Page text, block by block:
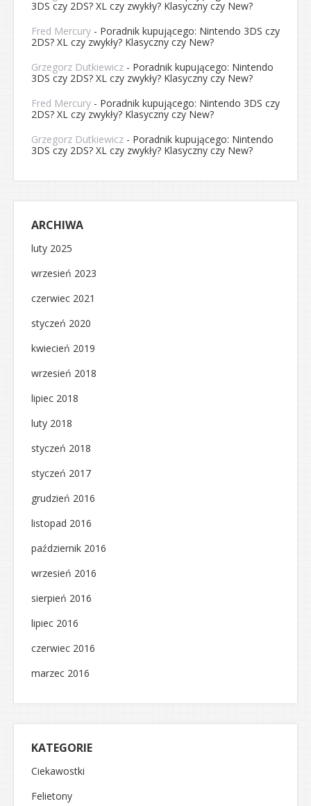
3DS czy 2DS? XL czy zwykły? Klasyczny czy New?
Fred Mercury - Poradnik kupującego: Nintendo 3DS czy
2DS? XL czy zwykły? Klasyczny czy New?
Grzegorz Dutkiewicz - Poradnik kupującego: Nintendo
3DS czy 2DS? XL czy zwykły? Klasyczny czy New?
Fred Mercury - Poradnik kupującego: Nintendo 3DS czy
2DS? XL czy zwykły? Klasyczny czy New?
Grzegorz Dutkiewicz - Poradnik kupującego: Nintendo
3DS czy 2DS? XL czy zwykły? Klasyczny czy New?
ARCHIWA
luty 2025
wrzesień 2023
czerwiec 2021
styczeń 2020
kwiecień 2019
wrzesień 2018
lipiec 2018
luty 2018
styczeń 2018
styczeń 2017
grudzień 2016
listopad 2016
październik 2016
wrzesień 2016
sierpień 2016
lipiec 2016
czerwiec 2016
marzec 2016
KATEGORIE
Ciekawostki
Felietony